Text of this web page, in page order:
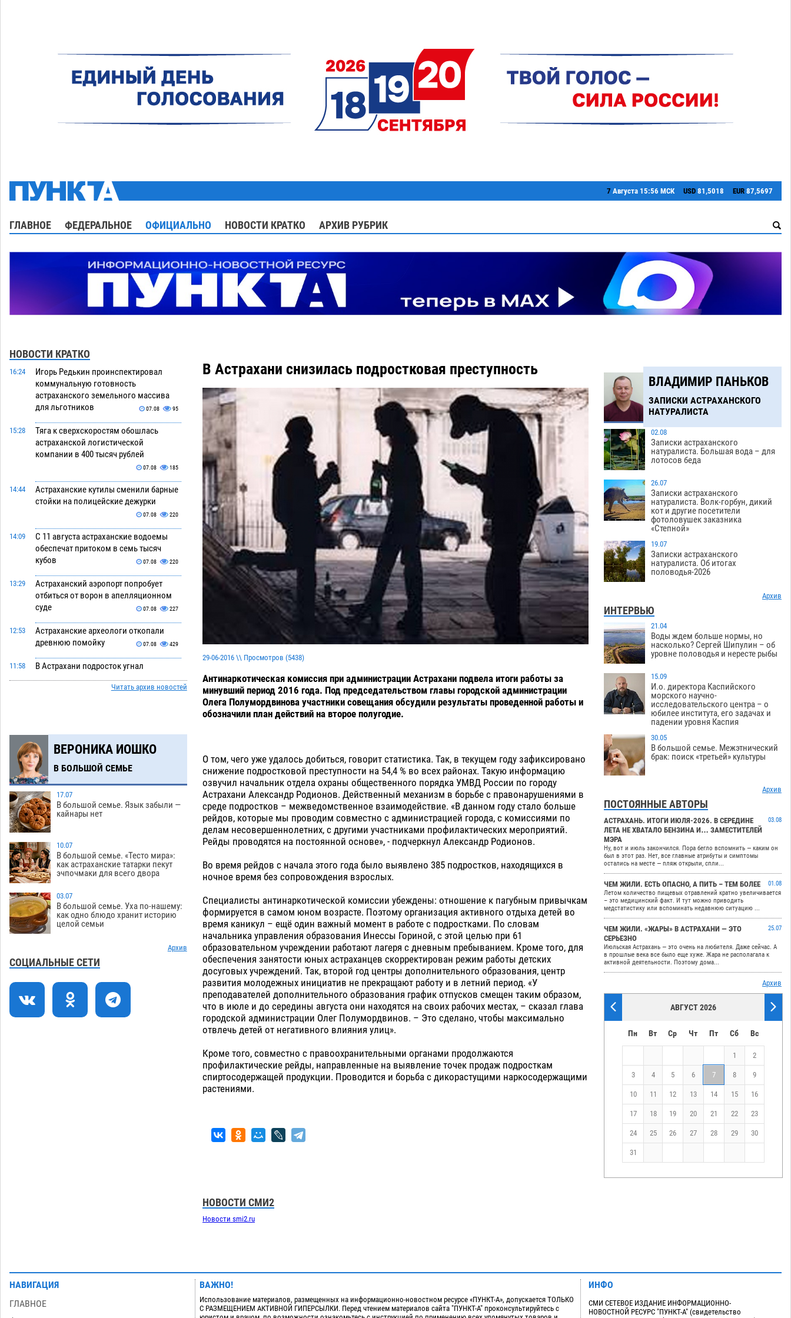
7 Августа 15:56 МСК USD 81,5018 EUR 87,5697
ГЛАВНОЕ ФЕДЕРАЛЬНОЕ ОФИЦИАЛЬНО НОВОСТИ КРАТКО АРХИВ РУБРИК
НОВОСТИ КРАТКО
16:24
Игорь Редькин проинспектировал
коммунальную готовность
астраханского земельного массива
для льготников
07.08 95
15:28
Тяга к сверхскоростям обошлась
астраханской логистической
компании в 400 тысяч рублей
07.08 185
14:44
Астраханские кутилы сменили барные
стойки на полицейские дежурки
07.08 220
14:09
С 11 августа астраханские водоемы
обеспечат притоком в семь тысяч
кубов
07.08 220
13:29
Астраханский аэропорт попробует
отбиться от ворон в апелляционном
суде
07.08 227
12:53
Астраханские археологи откопали
древнюю помойку
07.08 429
11:58
В Астрахани подросток угнал
мотоцикл и похитил чужие мобильник
с банковскими картами
07.08 255
10:43
Астраханский суд встал на сторону
МЧС в споре за возврат униформы
07.08 295
10:02
На Всероссийской Спартакиаде
астраханские гандболисты уступили
казанским «драконам»
09:25
Все пострадавшие при пожаре на
Краснодарской в Астрахани
скончались
07.08
08:47
Астраханский суд оценил четыре удара
по голове полицейского в сто тысяч
рублей
приблизится к 40-градусному пределу
18:57
В Астрахани впервые открыли смену
по теории игр
Читать архив новостей
ВЕРОНИКА ИОШКО
В БОЛЬШОЙ СЕМЬЕ
17.07
В большой семье. Язык забыли —
кайнары нет
10.07
В большой семье. «Тесто мира»:
как астраханские татарки пекут
эчпочмаки для всего двора
03.07
В большой семье. Уха по-нашему:
как одно блюдо хранит историю
целой семьи
Архив
СОЦИАЛЬНЫЕ СЕТИ
В Астрахани снизилась подростковая преступность
29-06-2016 \\ Просмотров (5438)
Антинаркотическая комиссия при администрации Астрахани подвела итоги работы за
минувший период 2016 года. Под председательством главы городской администрации
Олега Полумордвинова участники совещания обсудили результаты проведенной работы и
обозначили план действий на второе полугодие.
О том, чего уже удалось добиться, говорит статистика. Так, в текущем году зафиксировано
снижение подростковой преступности на 54,4 % во всех районах. Такую информацию
озвучил начальник отдела охраны общественного порядка УМВД России по городу
Астрахани Александр Родионов. Действенный механизм в борьбе с правонарушениями в
среде подростков – межведомственное взаимодействие. «В данном году стало больше
рейдов, которые мы проводим совместно с администрацией города, с комиссиями по
делам несовершеннолетних, с другими участниками профилактических мероприятий.
Рейды проводятся на постоянной основе», - подчеркнул Александр Родионов.
Во время рейдов с начала этого года было выявлено 385 подростков, находящихся в
ночное время без сопровождения взрослых.
Специалисты антинаркотической комиссии убеждены: отношение к пагубным привычкам
формируется в самом юном возрасте. Поэтому организация активного отдыха детей во
время каникул – ещё один важный момент в работе с подростками. По словам
начальника управления образования Инессы Гориной, с этой целью при 61
образовательном учреждении работают лагеря с дневным пребыванием. Кроме того, для
обеспечения занятости юных астраханцев скорректирован режим работы детских
досуговых учреждений. Так, второй год центры дополнительного образования, центр
развития молодежных инициатив не прекращают работу и в летний период. «У
преподавателей дополнительного образования график отпусков смещен таким образом,
что в июле и до середины августа они находятся на своих рабочих местах, – сказал глава
городской администрации Олег Полумордвинов. – Это сделано, чтобы максимально
отвлечь детей от негативного влияния улиц».
Кроме того, совместно с правоохранительными органами продолжаются
профилактические рейды, направленные на выявление точек продаж подросткам
спиртосодержащей продукции. Проводится и борьба с дикорастущими наркосодержащими
растениями.
НОВОСТИ СМИ2
Новости smi2.ru
ВЛАДИМИР ПАНЬКОВ
ЗАПИСКИ АСТРАХАНСКОГО
НАТУРАЛИСТА
02.08
Записки астраханского
натуралиста. Большая вода – для
лотосов беда
26.07
Записки астраханского
натуралиста. Волк-горбун, дикий
кот и другие посетители
фотоловушек заказника
«Степной»
19.07
Записки астраханского
натуралиста. Об итогах
половодья-2026
Архив
ИНТЕРВЬЮ
21.04
Воды ждем больше нормы, но
насколько? Сергей Шипулин – об
уровне половодья и нересте рыбы
15.09
И.о. директора Каспийского
морского научно-
исследовательского центра – о
юбилее института, его задачах и
падении уровня Каспия
30.05
В большой семье. Межэтнический
брак: поиск «третьей» культуры
Архив
ПОСТОЯННЫЕ АВТОРЫ
АСТРАХАНЬ. ИТОГИ ИЮЛЯ-2026. В СЕРЕДИНЕ
ЛЕТА НЕ ХВАТАЛО БЕНЗИНА И… ЗАМЕСТИТЕЛЕЙ
МЭРА
03.08
Ну, вот и июль закончился. Пора бегло вспомнить — каким он
был в этот раз. Нет, все главные атрибуты и симптомы
остались на месте — пляж открыли, спли...
ЧЕМ ЖИЛИ. ЕСТЬ ОПАСНО, А ПИТЬ – ТЕМ БОЛЕЕ
01.08
Летом количество пищевых отравлений кратно увеличивается
– это медицинский факт. И тут можно приводить
медстатистику или вспоминать недавнюю ситуацию ...
ЧЕМ ЖИЛИ. «ЖАРЫ» В АСТРАХАНИ — ЭТО
СЕРЬЕЗНО
25.07
Июльская Астрахань — это очень на любителя. Даже сейчас. А
в прошлые века все было еще хуже. Жара не располагала к
активной деятельности. Поэтому дома...
Архив
АВГУСТ 2026
Пн Вт Ср Чт Пт Сб Вс
1 2
3 4 5 6 7 8 9
10 11 12 13 14 15 16
17 18 19 20 21 22 23
24 25 26 27 28 29 30
31
НАВИГАЦИЯ
ГЛАВНОЕ
ВАЖНО!
Использование материалов, размещенных на информационно-новостном ресурсе «ПУНКТ-А», допускается ТОЛЬКО
С РАЗМЕЩЕНИЕМ АКТИВНОЙ ГИПЕРСЫЛКИ. Перед чтением материалов сайта "ПУНКТ-А" проконсультируйтесь с
ИНФО
СМИ СЕТЕВОЕ ИЗДАНИЕ ИНФОРМАЦИОННО-
НОВОСТНОЙ РЕСУРС "ПУНКТ-А" (свидетельство